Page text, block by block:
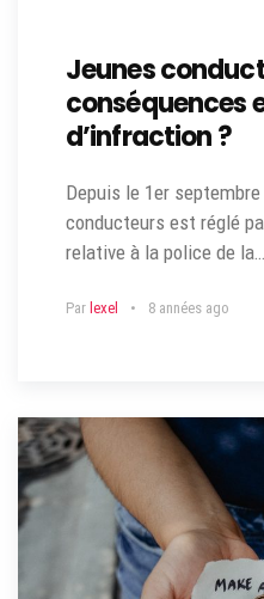
Jeunes
conséquences
d’infraction ?
Depuis le 1er
conducteurs est réglé
relative à la police de la…
Par lexel 8 années ago